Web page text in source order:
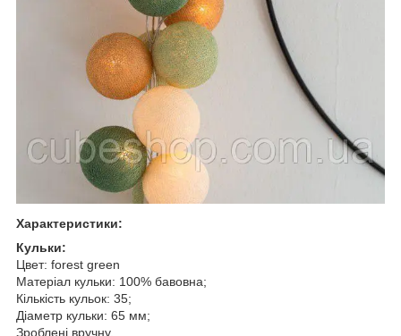
Характеристики:
Кульки:
Цвет: forest green
Матеріал кульки: 100% бавовна;
Кількість кульок: 35;
Діаметр кульки: 65 мм;
Зроблені вручну.